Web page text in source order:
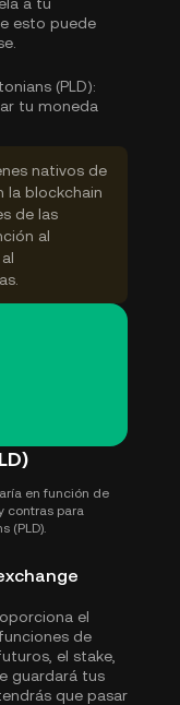
esto puede
(PLD):
tu moneda
nativos de
la blockchain
de las
al
en función de
contras para
(PLD).
el
de
el stake,
guardará tus
que pasar